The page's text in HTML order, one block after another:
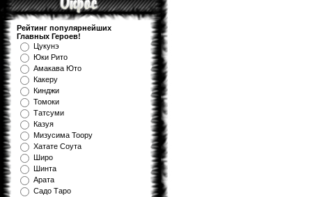
Рейтинг популярнейших
Главных Героев!
Цукунэ
Юки Рито
Амакава Юто
Какеру
Кинджи
Томоки
Татсуми
Казуя
Мизуcима Тоору
Хатате Соута
Широ
Шинта
Арата
Садо Таро